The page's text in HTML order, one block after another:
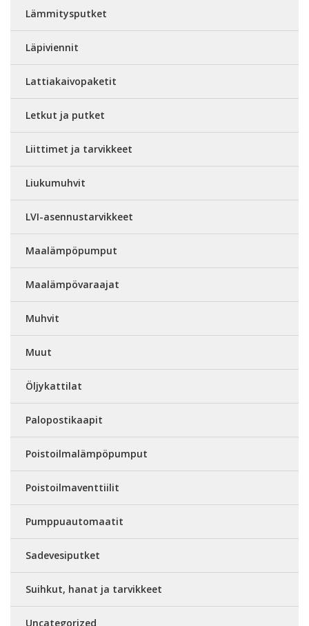
Lämmitysputket
Läpiviennit
Lattiakaivopaketit
Letkut ja putket
Liittimet ja tarvikkeet
Liukumuhvit
LVI-asennustarvikkeet
Maalämpöpumput
Maalämpövaraajat
Muhvit
Muut
Öljykattilat
Palopostikaapit
Poistoilmalämpöpumput
Poistoilmaventtiilit
Pumppuautomaatit
Sadevesiputket
Suihkut, hanat ja tarvikkeet
Uncategorized